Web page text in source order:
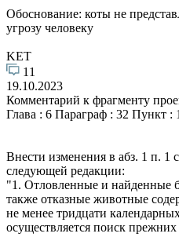
Обоснование: коты не
угрозу человеку
KET
11
19.10.2023
Комментарий к фрагменту
Глава : 6 Параграф : 32 Пункт :
Внести изменения в абз. 1 п. 1
следующей редакции:
"1. Отловленные и найденные
также отказные животные
не менее тридцати
осуществляется поиск